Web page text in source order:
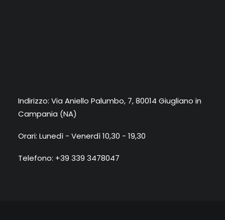
Indirizzo: Via Aniello Palumbo, 7, 80014 Giugliano in
Campania (NA)
Orari: Lunedì - Venerdì 10,30 - 19,30
Telefono: +39 339 3478047